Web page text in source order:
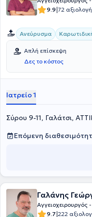
δημοσιεύσεις σε Ελληνικά
Εκπονεί διδακτορική
9.9|72
Ανεύρυσμα
Απλή επίσκεψη
Δες το κόστος
Ιατρείο 1
Σύρου 9-11, Γαλάτσι,
Επόμενη
Γαλάνης
Αγγειοχειρουργός
9.7|222